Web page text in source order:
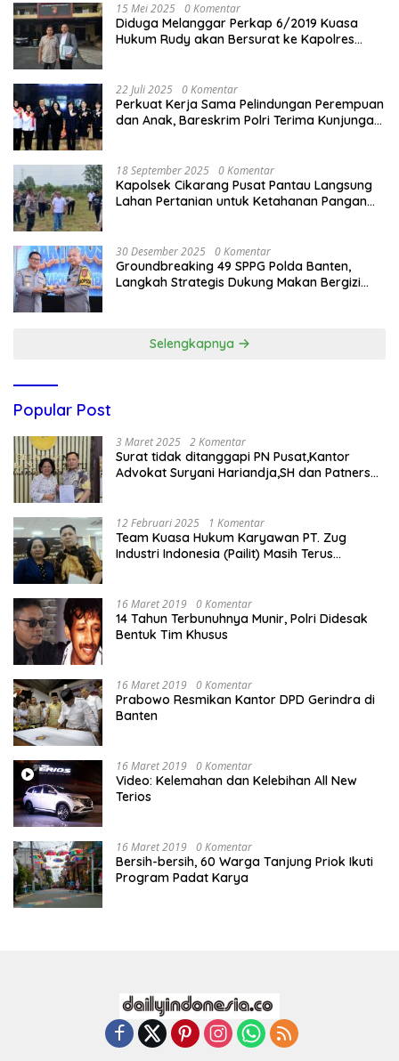
15 Mei 2025 0 Komentar
Diduga Melanggar Perkap 6/2019 Kuasa
Hukum Rudy akan Bersurat ke Kapolres
22 Juli 2025 0 Komentar
Perkuat Kerja Sama Pelindungan Perempuan
dan Anak, Bareskrim Polri Terima Kunjungan
18 September 2025 0 Komentar
Kapolsek Cikarang Pusat Pantau Langsung
Lahan Pertanian untuk Ketahanan Pangan
30 Desember 2025 0 Komentar
Groundbreaking 49 SPPG Polda Banten,
Langkah Strategis Dukung Makan Bergizi
Selengkapnya
Popular Post
3 Maret 2025 2 Komentar
Surat tidak ditanggapi PN Pusat,Kantor
Advokat Suryani Hariandja,SH dan Patners
12 Februari 2025 1 Komentar
Team Kuasa Hukum Karyawan PT. Zug
Industri Indonesia (Pailit) Masih Terus
16 Maret 2019 0 Komentar
14 Tahun Terbunuhnya Munir, Polri Didesak
Bentuk Tim Khusus
16 Maret 2019 0 Komentar
Prabowo Resmikan Kantor DPD Gerindra di
Banten
16 Maret 2019 0 Komentar
Video: Kelemahan dan Kelebihan All New
Terios
16 Maret 2019 0 Komentar
Bersih-bersih, 60 Warga Tanjung Priok Ikuti
Program Padat Karya